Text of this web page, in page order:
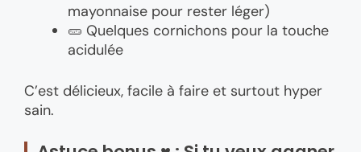
mayonnaise pour rester léger)
🥒 Quelques cornichons pour la touche
acidulée
C’est délicieux, facile à faire et surtout hyper
sain.